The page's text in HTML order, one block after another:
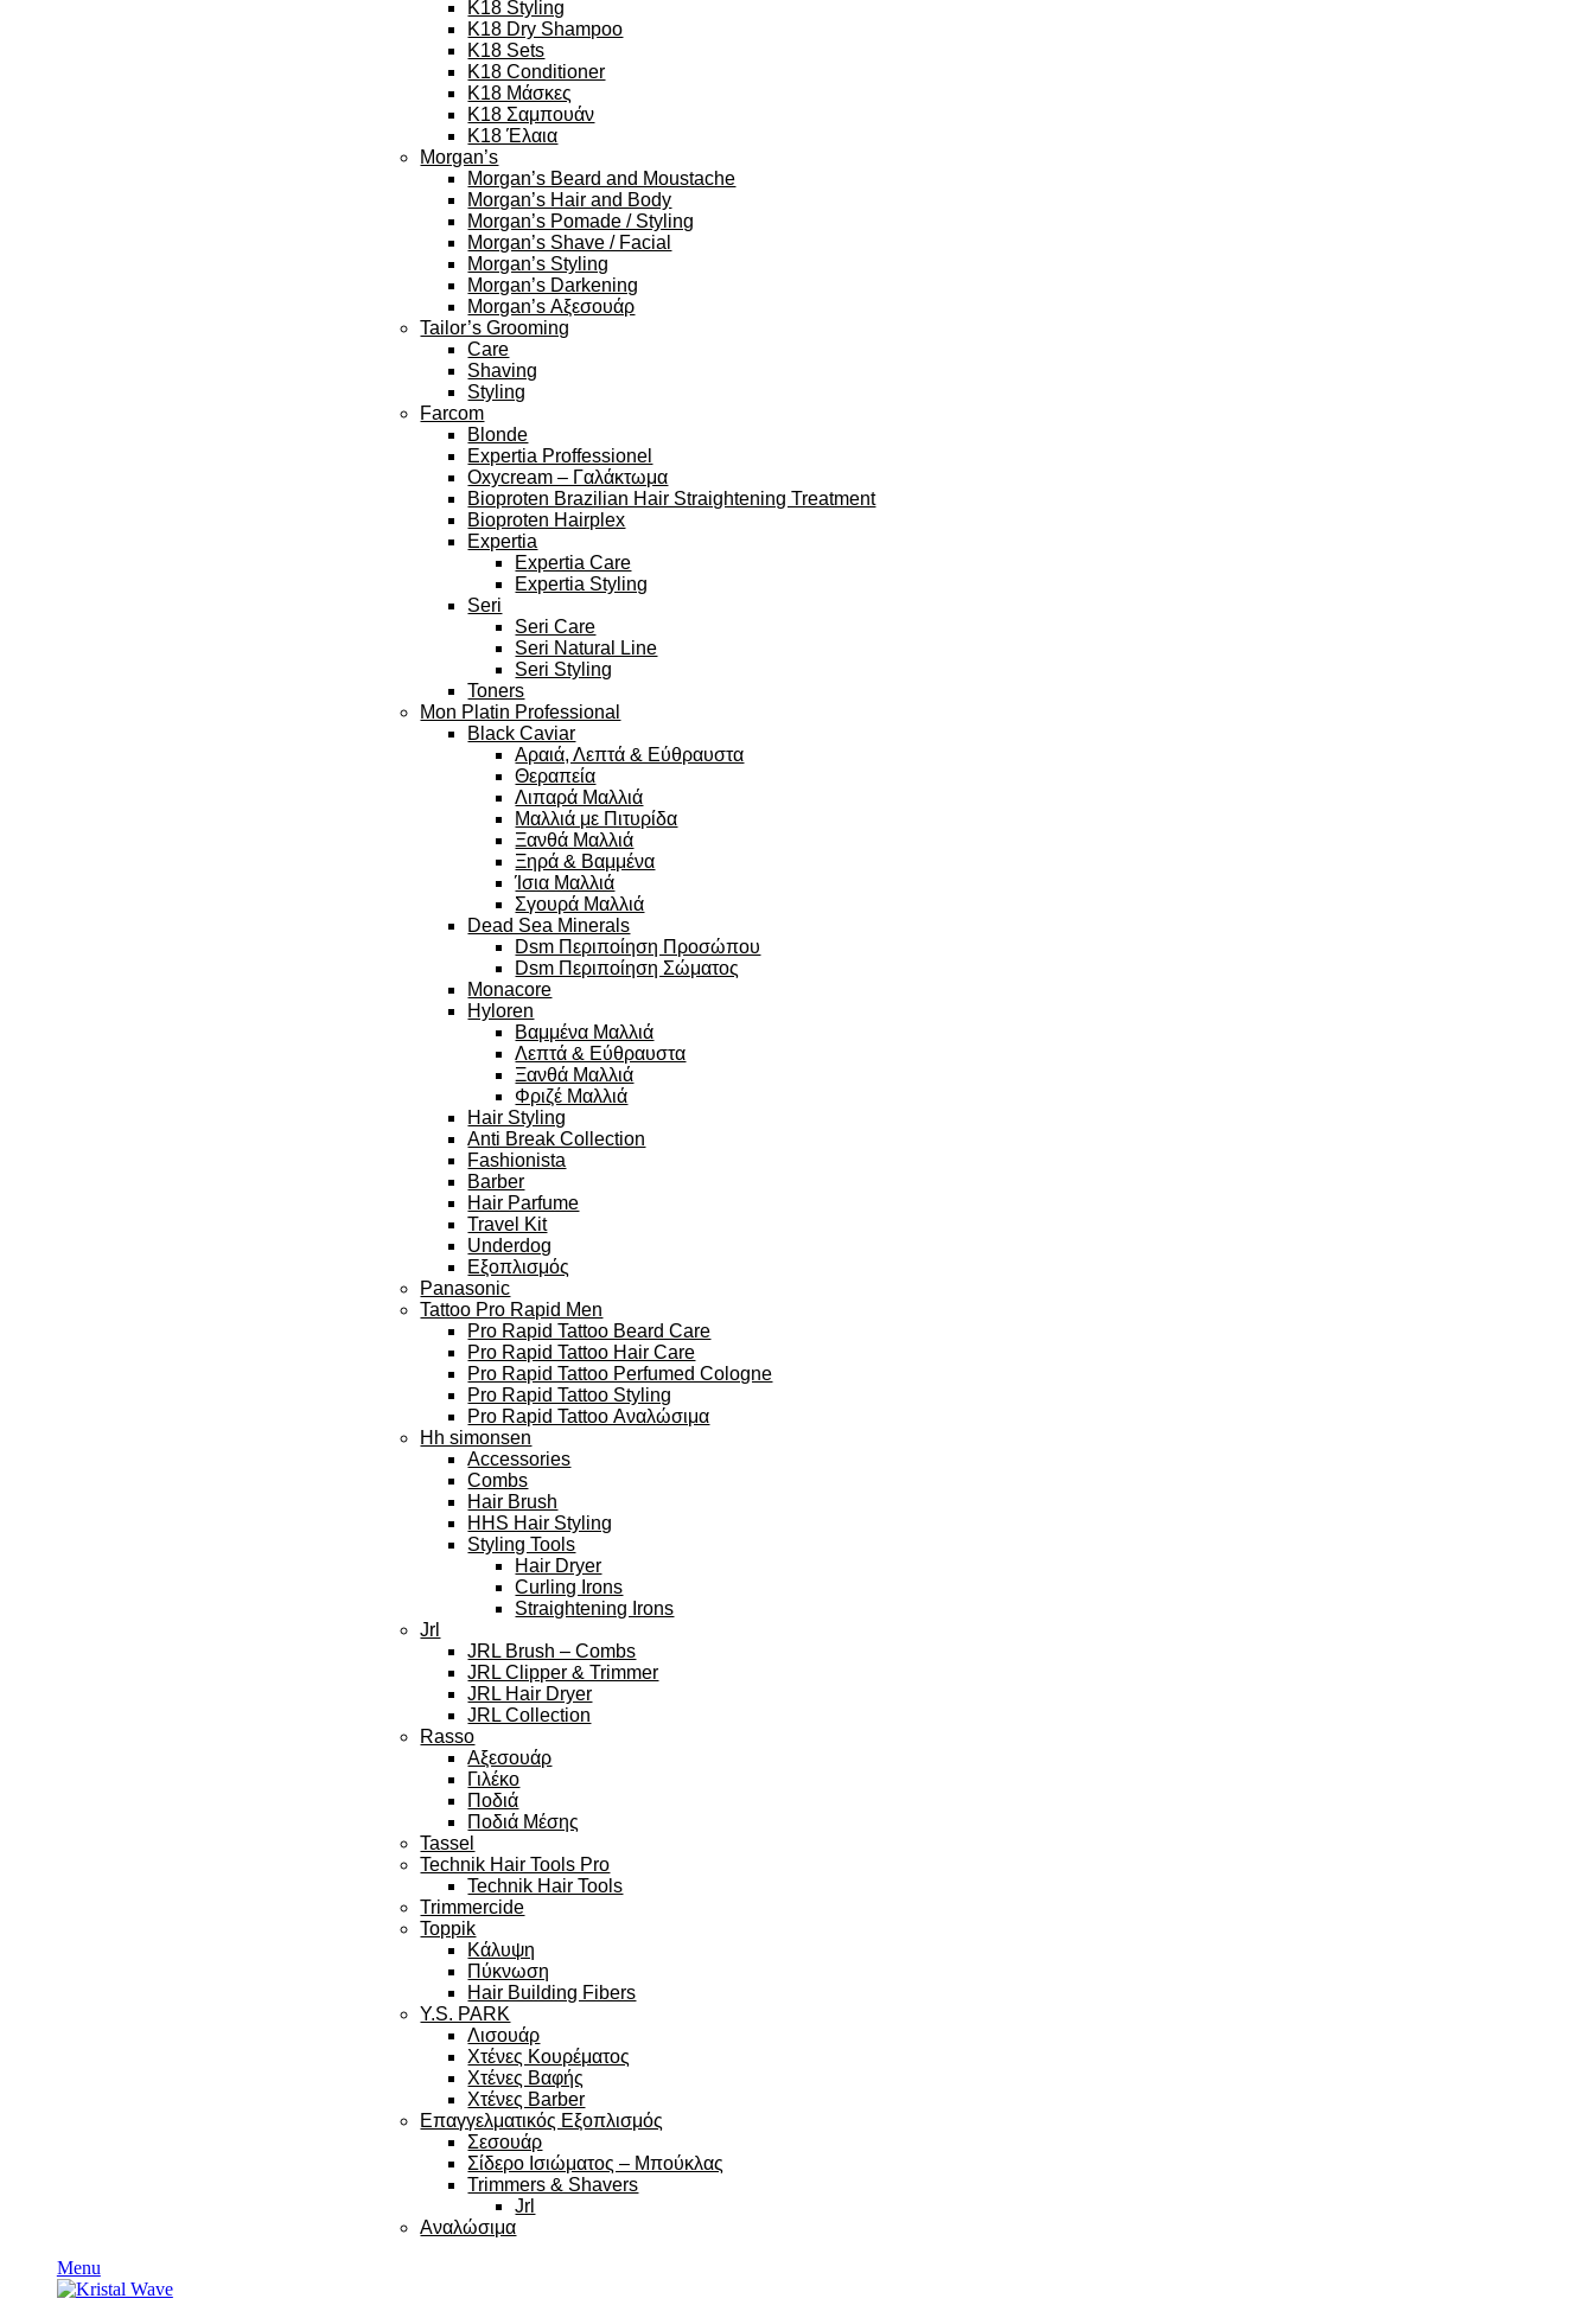
K18 Styling
K18 Dry Shampoo
K18 Sets
K18 Conditioner
K18 Μάσκες
K18 Σαμπουάν
K18 Έλαια
Morgan’s
Morgan’s Beard and Moustache
Morgan’s Hair and Body
Morgan’s Pomade / Styling
Morgan’s Shave / Facial
Morgan’s Styling
Morgan’s Darkening
Morgan’s Αξεσουάρ
Tailor’s Grooming
Care
Shaving
Styling
Farcom
Blonde
Expertia Proffessionel
Oxycream – Γαλάκτωμα
Bioproten Brazilian Hair Straightening Treatment
Bioproten Hairplex
Expertia
Expertia Care
Expertia Styling
Seri
Seri Care
Seri Natural Line
Seri Styling
Toners
Mon Platin Professional
Black Caviar
Αραιά, Λεπτά & Εύθραυστα
Θεραπεία
Λιπαρά Μαλλιά
Μαλλιά με Πιτυρίδα
Ξανθά Μαλλιά
Ξηρά & Βαμμένα
Ίσια Μαλλιά
Σγουρά Μαλλιά
Dead Sea Minerals
Dsm Περιποίηση Προσώπου
Dsm Περιποίηση Σώματος
Monacore
Hyloren
Βαμμένα Μαλλιά
Λεπτά & Εύθραυστα
Ξανθά Μαλλιά
Φριζέ Μαλλιά
Hair Styling
Anti Break Collection
Fashionista
Barber
Hair Parfume
Travel Kit
Underdog
Εξοπλισμός
Panasonic
Tattoo Pro Rapid Men
Pro Rapid Tattoo Beard Care
Pro Rapid Tattoo Hair Care
Pro Rapid Tattoo Perfumed Cologne
Pro Rapid Tattoo Styling
Pro Rapid Tattoo Αναλώσιμα
Hh simonsen
Accessories
Combs
Hair Brush
HHS Hair Styling
Styling Tools
Hair Dryer
Curling Irons
Straightening Irons
Jrl
JRL Brush – Combs
JRL Clipper & Trimmer
JRL Hair Dryer
JRL Collection
Rasso
Αξεσουάρ
Γιλέκο
Ποδιά
Ποδιά Μέσης
Tassel
Technik Hair Tools Pro
Technik Hair Tools
Trimmercide
Toppik
Κάλυψη
Πύκνωση
Hair Building Fibers
Y.S. PARK
Λισουάρ
Χτένες Κουρέματος
Χτένες Βαφής
Χτένες Barber
Επαγγελματικός Εξοπλισμός
Σεσουάρ
Σίδερο Ισιώματος – Μπούκλας
Trimmers & Shavers
Jrl
Αναλώσιμα
Menu